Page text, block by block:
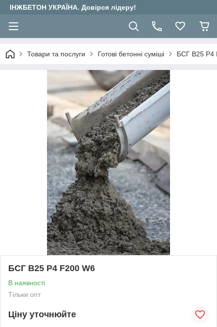
ІНЖБЕТОН УКРАЇНА. Довірся лідеру!
Товари та послуги Готові бетонні суміші БСГ В25 Р4
БСГ В25 Р4 F200 W6
В наявності
Тільки опт
Ціну уточнюйте